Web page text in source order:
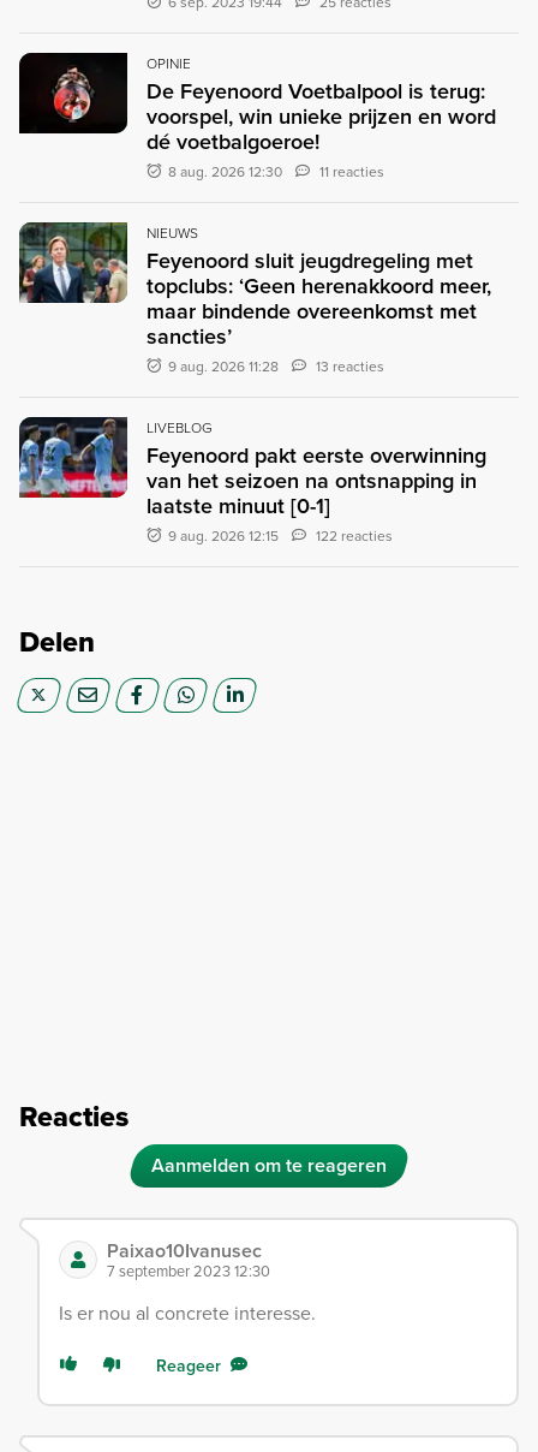
OPINIE
De Feyenoord Voetbalpool is terug:
voorspel, win unieke prijzen en word
dé voetbalgoeroe!
8 aug. 2026 12:30 11 reacties
NIEUWS
Feyenoord sluit jeugdregeling met
topclubs: ‘Geen herenakkoord meer,
maar bindende overeenkomst met
sancties’
9 aug. 2026 11:28 13 reacties
LIVEBLOG
Feyenoord pakt eerste overwinning
van het seizoen na ontsnapping in
laatste minuut [0-1]
9 aug. 2026 12:15 122 reacties
Delen
Reacties
Aanmelden om te reageren
Paixao10Ivanusec
7 september 2023 12:30
Is er nou al concrete interesse.
Reageer